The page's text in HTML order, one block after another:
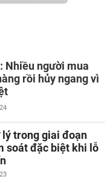
Nhiều người mua
rồi hủy ngang vì
trong giai đoạn
soát đặc biệt khi lỗ